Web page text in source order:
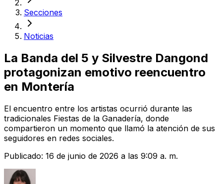
Secciones
Noticias
La Banda del 5 y Silvestre Dangond
protagonizan emotivo reencuentro
en Montería
El encuentro entre los artistas ocurrió durante las
tradicionales Fiestas de la Ganadería, donde
compartieron un momento que llamó la atención de sus
seguidores en redes sociales.
Publicado: 16 de junio de 2026 a las 9:09 a. m.